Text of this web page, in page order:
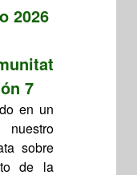
2026
7
en un
sobre
de la